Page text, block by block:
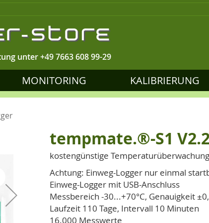
unter+49 7663 608 99-29
MONITORING KALIBRIERUNG
tempmate.®-S1
kostengünstige
Achtung: Einweg-Logger nur einmal
Einweg-Logger mit USB-Anschluss
Messbereich -30...+70°C, Genauigkeit
Laufzeit 110 Tage, Intervall 10 Minuten
16.000 Messwerte